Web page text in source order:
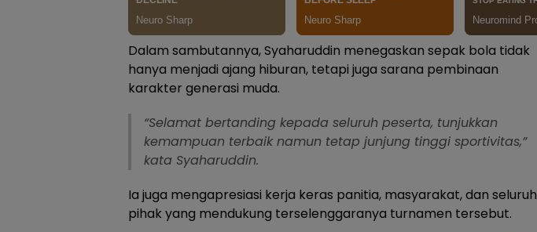
Dalam sambutannya, Syaharuddin menegaskan sepak bola tidak
hanya menjadi ajang hiburan, tetapi juga sarana pembinaan
karakter generasi muda.
“Selamat bertanding kepada seluruh peserta, tunjukkan
kemampuan terbaik namun tetap junjung tinggi sportivitas,”
kata Syaharuddin.
Ia juga mengapresiasi kerja keras panitia, masyarakat, dan seluruh
pihak yang mendukung terselenggaranya turnamen tersebut.